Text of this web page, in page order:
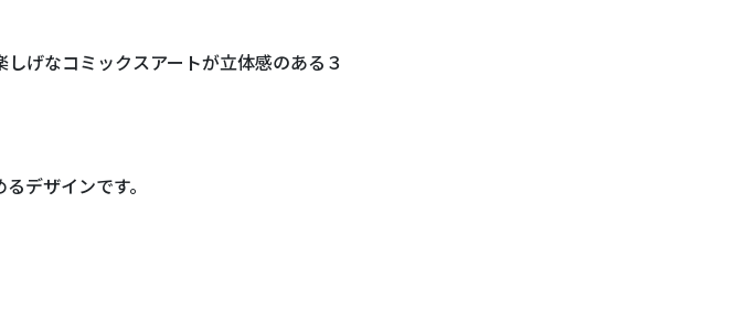
げなコミックスアートが立体感のある３
デザインです。